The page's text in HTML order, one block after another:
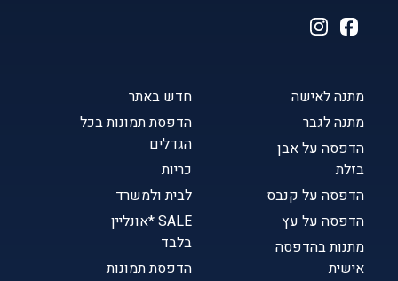
מתנה לאישה
מתנה לגבר
הדפסה על אבן
בזלת
הדפסה על קנבס
הדפסה על עץ
מתנות בהדפסה
אישית
חדש באתר
הדפסת תמונות בכל
הגדלים
כריות
לבית ולמשרד
SALE *אונליין
בלבד
הדפסת תמונות